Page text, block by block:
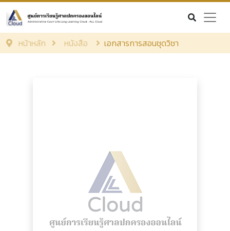
หน้าหลัก หนังสือ เอกสารการสอนชุดวิชา